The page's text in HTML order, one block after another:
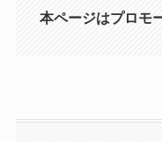
本ページはプロモ